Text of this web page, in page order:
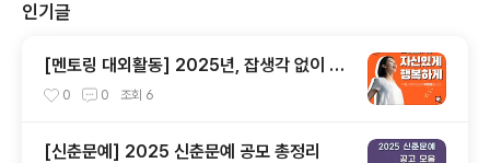
인기글
[멘토링 대외활동] 2025년, 잡생각 없이 가
장 '나답게' 성공하는 법 ㅣ자기계발 명상캠프
0 0 조회 6
[신춘문예] 2025 신춘문예 공모 총정리